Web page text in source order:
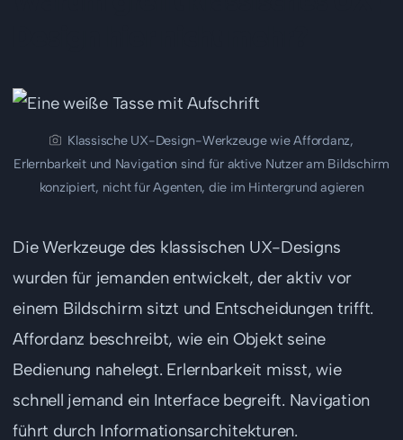
Klassische UX-Design-Werkzeuge wie Affordanz,
Erlernbarkeit und Navigation sind für aktive Nutzer am Bildschirm
konzipiert, nicht für Agenten, die im Hintergrund agieren
Die Werkzeuge des klassischen UX-Designs
wurden für jemanden entwickelt, der aktiv vor
einem Bildschirm sitzt und Entscheidungen trifft.
Affordanz beschreibt, wie ein Objekt seine
Bedienung nahelegt. Erlernbarkeit misst, wie
schnell jemand ein Interface begreift. Navigation
führt durch Informationsarchitekturen.